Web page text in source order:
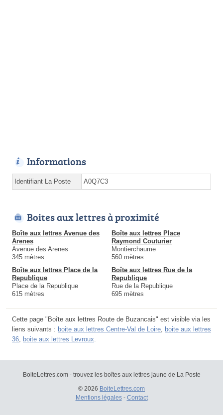
Informations
Identifiant La Poste A0Q7C3
Boites aux lettres à proximité
Boîte aux lettres Avenue des
Arenes
Avenue des Arenes
345 mètres
Boîte aux lettres Place
Raymond Couturier
Montierchaume
560 mètres
Boîte aux lettres Place de la
Republique
Place de la Republique
615 mètres
Boîte aux lettres Rue de la
Republique
Rue de la Republique
695 mètres
Cette page "Boîte aux lettres Route de Buzancais" est visible via les
liens suivants : boite aux lettres Centre-Val de Loire boite aux lettres
36 boite aux lettres Levroux
BoiteLettres.com - trouvez les boîtes aux lettres jaune de La Poste
© 2026 BoiteLettres.com
Mentions légales- Contact